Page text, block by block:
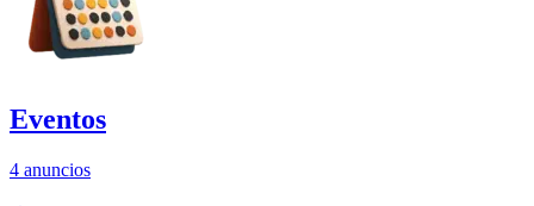
Eventos
4 anuncios